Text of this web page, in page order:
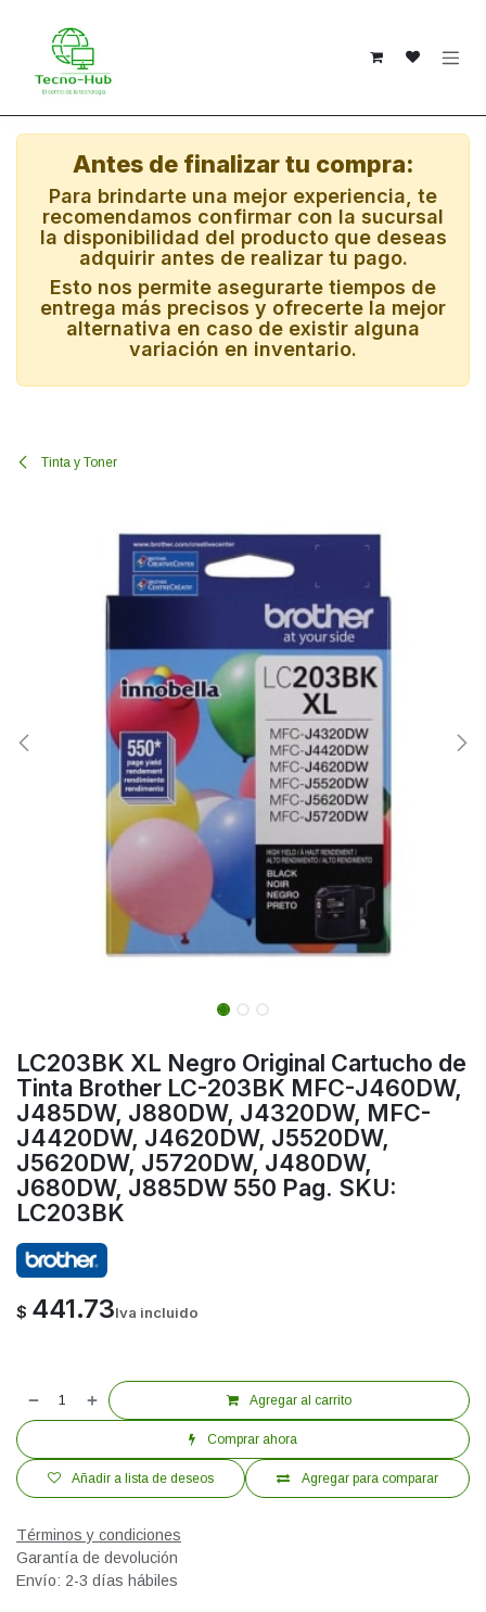
Antes de finalizar tu compra:
Para brindarte una mejor experiencia, te
recomendamos confirmar con la sucursal
la disponibilidad del producto que deseas
adquirir antes de realizar tu pago.
Esto nos permite asegurarte tiempos de
entrega más precisos y ofrecerte la mejor
alternativa en caso de existir alguna
variación en inventario.
Tinta y Toner
LC203BK XL Negro Original Cartucho de
Tinta Brother LC-203BK MFC-J460DW,
J485DW, J880DW, J4320DW, MFC-
J4420DW, J4620DW, J5520DW,
J5620DW, J5720DW, J480DW,
J680DW, J885DW 550 Pag. SKU:
LC203BK
$ 441.73Iva incluido
Agregar al carrito
Comprar ahora
Agregar para comparar
Añadir a lista de deseos
Términos y condiciones
Garantía de devolución
Envío: 2-3 días hábiles